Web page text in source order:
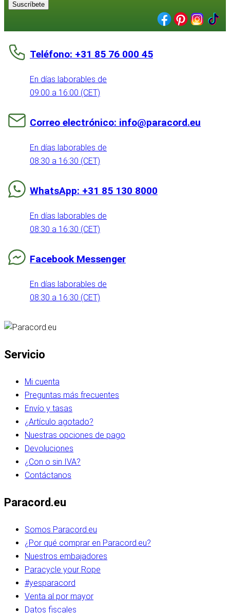
Suscríbete
Teléfono: +31 85 76 000 45
En días laborables de
09:00 a 16:00 (CET)
Correo electrónico: info@paracord.eu
En días laborables de
08:30 a 16:30 (CET)
WhatsApp: +31 85 130 8000
En días laborables de
08:30 a 16:30 (CET)
Facebook Messenger
En días laborables de
08:30 a 16:30 (CET)
Servicio
Mi cuenta
Preguntas más frecuentes
Envío y tasas
¿Artículo agotado?
Nuestras opciones de pago
Devoluciones
¿Con o sin IVA?
Contáctanos
Paracord.eu
Somos Paracord.eu
¿Por qué comprar en Paracord.eu?
Nuestros embajadores
Paracycle your Rope
#yesparacord
Venta al por mayor
Datos fiscales